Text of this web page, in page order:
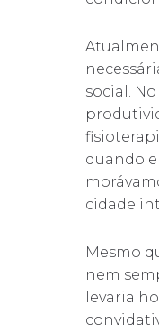
social.
quando
cidade
Mesmo
nem
levaria